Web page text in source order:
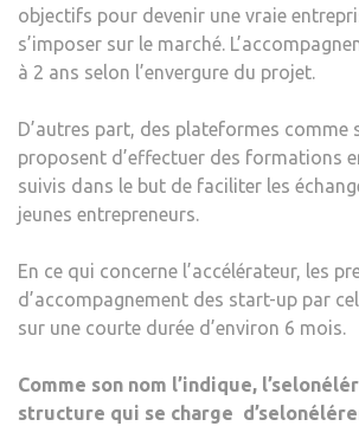
objectifs pour devenir une vraie
s’imposer sur le marché.
à 2 ans selon l’envergure du projet.
D’autres part, des plateformes comme
proposent d’effectuer des formations
suivis dans le but de faciliter les
jeunes entrepreneurs.
En ce qui concerne l’accélérateur, les
d’accompagnement des start-up par
sur une courte durée d’environ 6 mois.
Comme son nom l’indique, l’selon
structure qui se charge d’selon